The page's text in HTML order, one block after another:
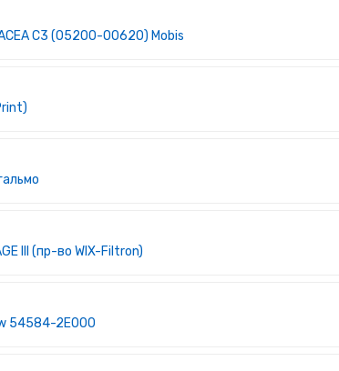
C3 (05200-00620) Mobis
III (пр-во WIX-Filtron)
54584-2E000